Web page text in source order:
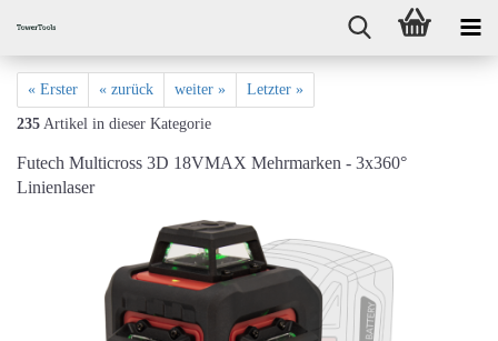
« Erster « zurück weiter » Letzter »
235 Artikel in dieser Kategorie
Futech Multicross 3D 18VMAX Mehrmarken - 3x360°
Linienlaser